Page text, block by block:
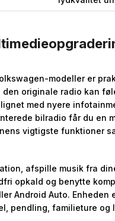
modeller er
originale radio kan
med nyere
bilradio får du en
vigtigste funktioner
afspille musik fra
opkald og benytte
Android Auto. Enheden
pendling, familieture og